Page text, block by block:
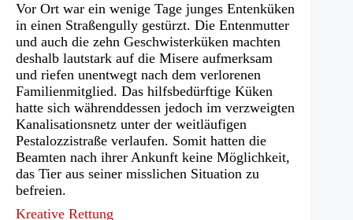
Vor Ort war ein wenige Tage junges Entenküken
in einen Straßengully gestürzt. Die Entenmutter
und auch die zehn Geschwisterküken machten
deshalb lautstark auf die Misere aufmerksam
und riefen unentwegt nach dem verlorenen
Familienmitglied. Das hilfsbedürftige Küken
hatte sich währenddessen jedoch im verzweigten
Kanalisationsnetz unter der weitläufigen
Pestalozzistraße verlaufen. Somit hatten die
Beamten nach ihrer Ankunft keine Möglichkeit,
das Tier aus seiner misslichen Situation zu
befreien.
Kreative Rettung